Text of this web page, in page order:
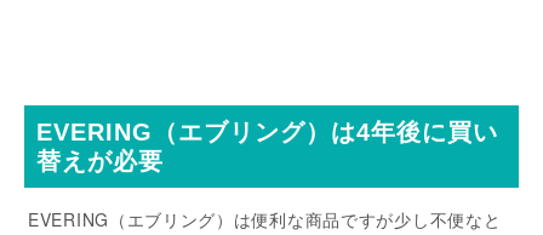
EVERING（エブリング）は4年後に買い
替えが必要
EVERING（エブリング）は便利な商品ですが少し不便なと